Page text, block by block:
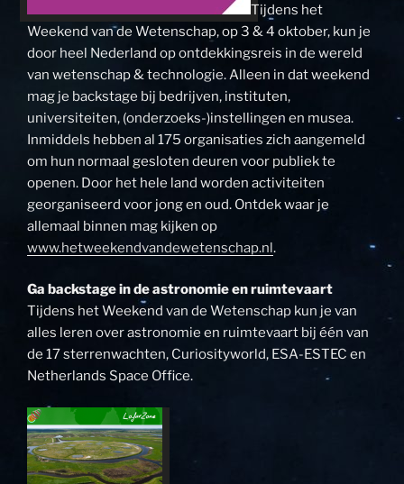
Tijdens het
Weekend van de Wetenschap, op 3 & 4 oktober, kun je
door heel Nederland op ontdekkingsreis in de wereld
van wetenschap & technologie. Alleen in dat weekend
mag je backstage bij bedrijven, instituten,
universiteiten, (onderzoeks-)instellingen en musea.
Inmiddels hebben al 175 organisaties zich aangemeld
om hun normaal gesloten deuren voor publiek te
openen. Door het hele land worden activiteiten
georganiseerd voor jong en oud. Ontdek waar je
allemaal binnen mag kijken op
www.hetweekendvandewetenschap.nl.
Ga backstage in de astronomie en ruimtevaart
Tijdens het Weekend van de Wetenschap kun je van
alles leren over astronomie en ruimtevaart bij één van
de 17 sterrenwachten, Curiosityworld, ESA-ESTEC en
Netherlands Space Office.